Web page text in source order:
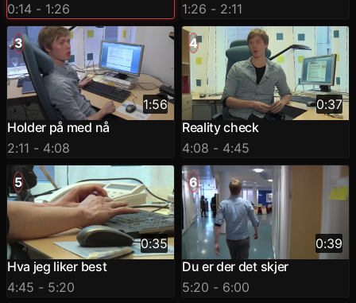
0:14 - 1:26
1:26 - 2:11
3
1:56
Holder på med nå
2:11 - 4:08
4
0:37
Reality check
4:08 - 4:45
5
0:35
Hva jeg liker best
4:45 - 5:20
6
0:39
Du er der det skjer
5:20 - 6:00